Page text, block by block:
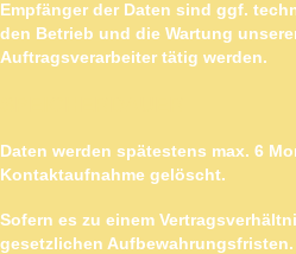
Empfänger der Daten sind ggf.
den Betrieb und die Wartung
Auftragsverarbeiter tätig werden.
Daten werden spätestens max. 6
Kontaktaufnahme gelöscht.
Sofern es zu einem
gesetzlichen Aufbewahrungsfristen.